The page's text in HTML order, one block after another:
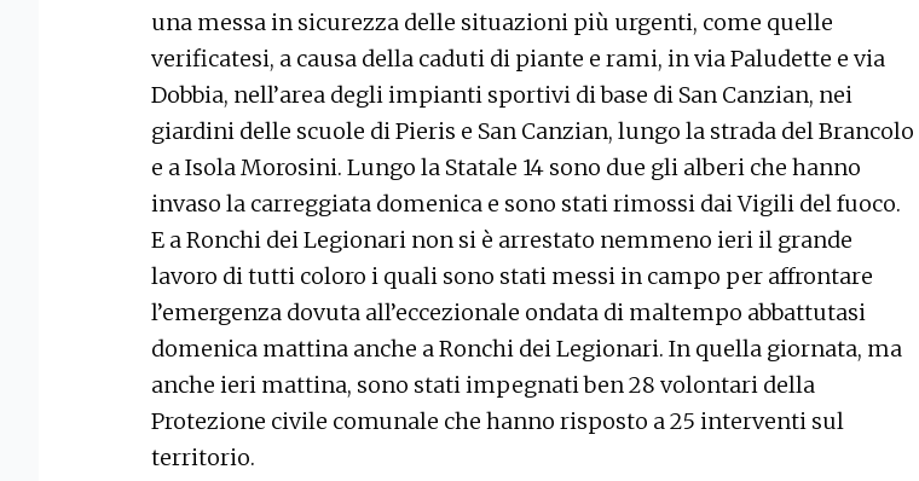
una messa in sicurezza delle situazioni più urgenti, come quelle
verificatesi, a causa della caduti di piante e rami, in via Paludette e via
Dobbia, nell’area degli impianti sportivi di base di San Canzian, nei
giardini delle scuole di Pieris e San Canzian, lungo la strada del Brancolo
e a Isola Morosini. Lungo la Statale 14 sono due gli alberi che hanno
invaso la carreggiata domenica e sono stati rimossi dai Vigili del fuoco.
E a Ronchi dei Legionari non si è arrestato nemmeno ieri il grande
lavoro di tutti coloro i quali sono stati messi in campo per affrontare
l’emergenza dovuta all’eccezionale ondata di maltempo abbattutasi
domenica mattina anche a Ronchi dei Legionari. In quella giornata, ma
anche ieri mattina, sono stati impegnati ben 28 volontari della
Protezione civile comunale che hanno risposto a 25 interventi sul
territorio.